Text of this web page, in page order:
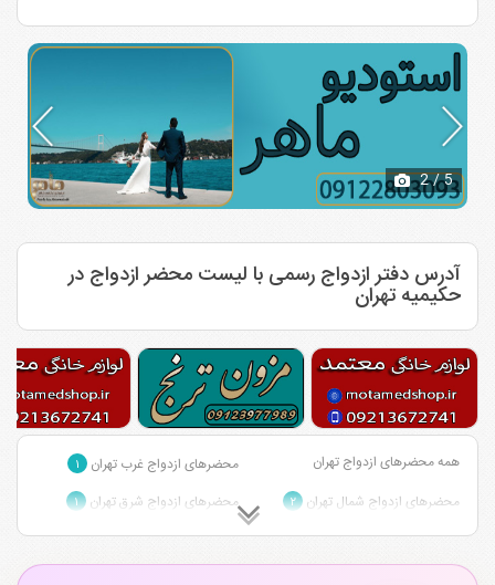
2/ 5
آدرس دفتر ازدواج رسمی با لیست محضر ازدواج در
حکیمیه تهران
همه محضرهای ازدواج تهران محضرهای ازدواج غرب تهران ۱
محضرهای ازدواج شمال تهران ۲ محضرهای ازدواج شرق تهران ۱
محضرهای ازدواج مرکز تهران ۱